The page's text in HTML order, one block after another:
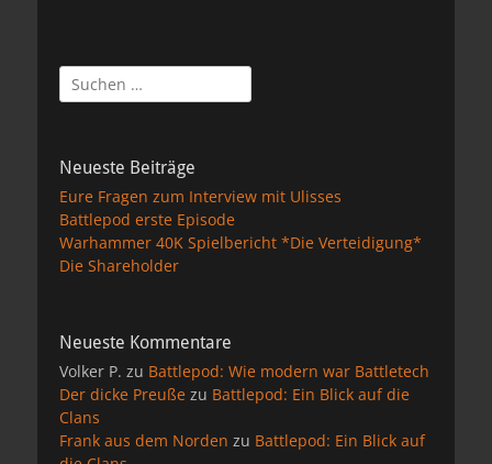
Suchen
nach:
Neueste Beiträge
Eure Fragen zum Interview mit Ulisses
Battlepod erste Episode
Warhammer 40K Spielbericht *Die Verteidigung*
Die Shareholder
Neueste Kommentare
Volker P. zu Battlepod: Wie modern war Battletech
Der dicke Preuße zu Battlepod: Ein Blick auf die
Clans
Frank aus dem Norden zu Battlepod: Ein Blick auf